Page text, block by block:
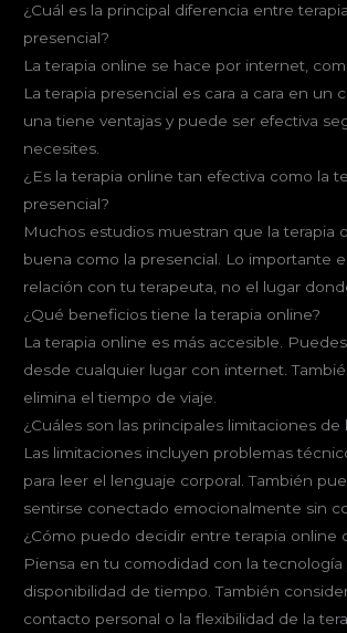
¿Cuál es la principal diferencia entre
presencial?
La terapia online se hace por internet,
La terapia presencial es cara a cara en un
una tiene ventajas y puede ser efectiva
necesites.
¿Es la terapia online tan efectiva como la
presencial?
Muchos estudios muestran que la terapia
buena como la presencial. Lo importante
relación con tu terapeuta, no el lugar
¿Qué beneficios tiene la terapia online?
La terapia online es más accesible.
desde cualquier lugar con internet.
elimina el tiempo de viaje.
¿Cuáles son las principales limitaciones de
Las limitaciones incluyen problemas
para leer el lenguaje corporal. También
sentirse conectado emocionalmente sin
¿Cómo puedo decidir entre terapia online
Piensa en tu comodidad con la tecnología
disponibilidad de tiempo. También
contacto personal o la flexibilidad de la